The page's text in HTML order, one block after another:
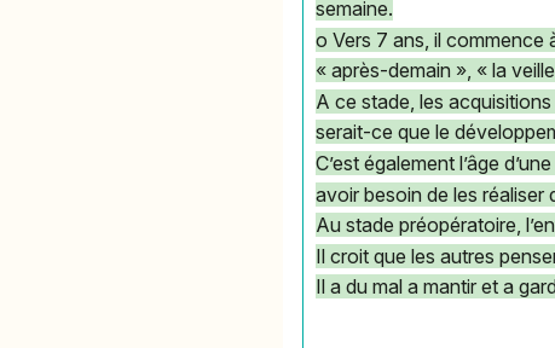
semaine.
o Vers 7 ans, il commence
« après-demain », « la
A ce stade, les
serait-ce que le
C’est également l’âge
avoir besoin de les réaliser
Au stade préopératoire,
Il croit que les autres
Il a du mal a mantir et a